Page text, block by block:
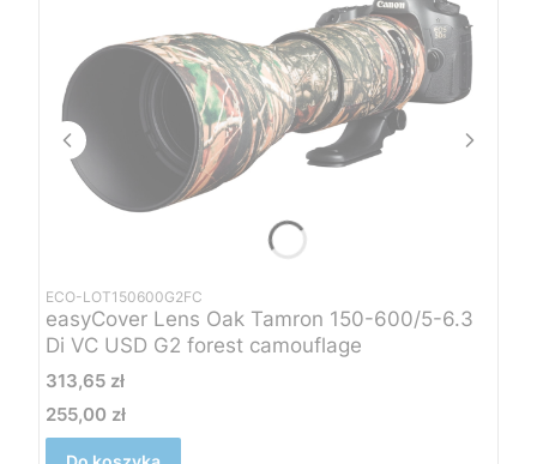
ECO-LOT150600G2FC
easyCover Lens Oak Tamron 150-600/5-6.3
Di VC USD G2 forest camouflage
Cena
313,65 zł
Cena
255,00 zł